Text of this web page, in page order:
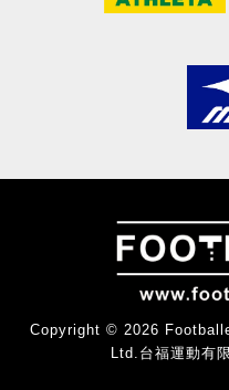
Copyright © 2026
Ltd.台福運動有